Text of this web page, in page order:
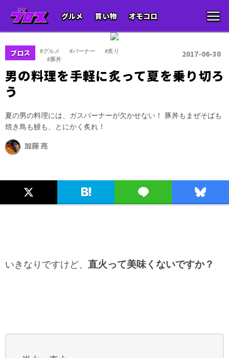
グルメ 買い物 オモコロ
ブロス #グルメ #バーナー #炙り
#豚丼
2017-06-30
男の料理を手軽に炙って夏を乗り切ろ
う
夏の男の料理には、ガスバーナーが欠かせない！ 豚丼もまぜそばも
焼き鳥も鰻も、とにかく炙れ！
加藤 亮
いきなりですけど、 直火って美味くないですか？